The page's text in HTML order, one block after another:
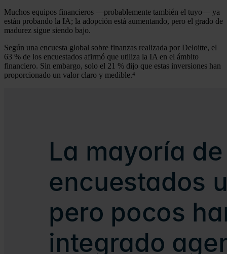
Muchos equipos financieros —probablemente también el tuyo— ya
están probando la IA; la adopción está aumentando, pero el grado de
madurez sigue siendo bajo.
Según una encuesta global sobre finanzas realizada por Deloitte, el
63 % de los encuestados afirmó que utiliza la IA en el ámbito
financiero. Sin embargo, solo el 21 % dijo que estas inversiones han
proporcionado un valor claro y medible.⁴